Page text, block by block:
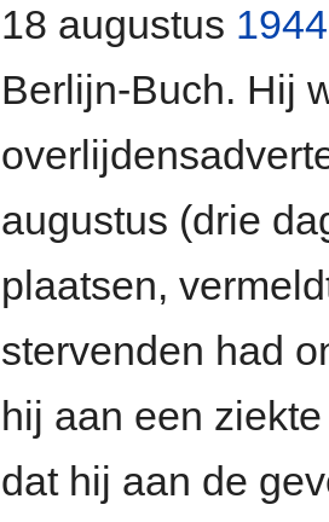
18 augustus 1944
Berlijn-Buch. Hij
augustus (drie
plaatsen,
stervenden had
hij aan een
dat hij aan de